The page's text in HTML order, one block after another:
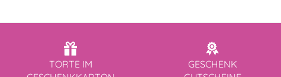
TORTE IM
GESCHENK